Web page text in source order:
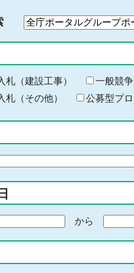
検
る
キ
ー
ー
入
力
札（建設工事） 一般競争
札（その他）
公募型プ
から
終